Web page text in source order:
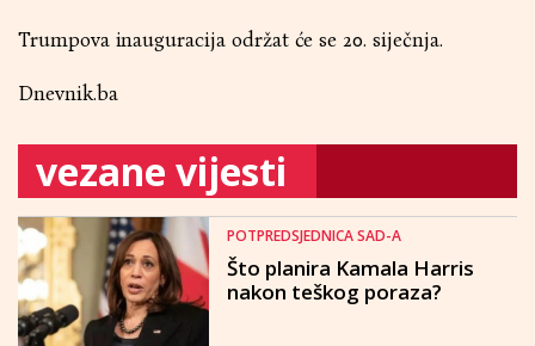
Trumpova inauguracija održat će se 20. siječnja.
Dnevnik.ba
vezane vijesti
POTPREDSJEDNICA SAD-A
Što planira Kamala Harris
nakon teškog poraza?